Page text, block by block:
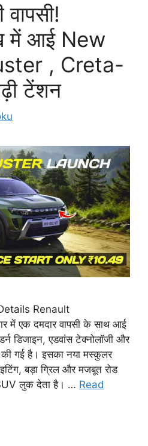
में आई New
, Creta-
टेंशन
Renault
में एक दमदार वापसी के साथ आई
डिजाइन, एडवांस टेक्नोलॉजी और
गई है। इसका नया मस्कुलर
बड़ा ग्रिल और मजबूत रोड
लुक देता है। … Read